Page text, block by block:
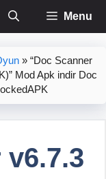
Menu
» “Doc Scanner
Mod Apk indir Doc
v6.7.3